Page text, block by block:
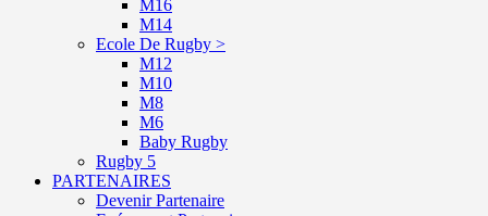
M16
M14
Ecole De Rugby >
M12
M10
M8
M6
Baby Rugby
Rugby 5
PARTENAIRES
Devenir Partenaire